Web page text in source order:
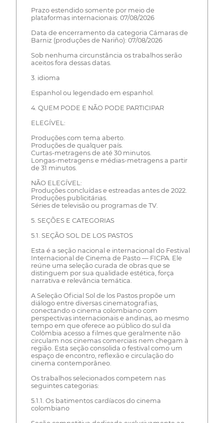
Prazo estendido somente por meio de
plataformas internacionais: 07/08/2026
Data de encerramento da categoria Cámaras de
Barniz (produções de Nariño): 07/08/2026
Sob nenhuma circunstância os trabalhos serão
aceitos fora dessas datas.
3. idioma
Espanhol ou legendado em espanhol.
4. QUEM PODE E NÃO PODE PARTICIPAR
ELEGÍVEL:
Produções com tema aberto.
Produções de qualquer país.
Curtas-metragens de até 30 minutos.
Longas-metragens e médias-metragens a partir
de 31 minutos.
NÃO ELEGÍVEL:
Produções concluídas e estreadas antes de 2022.
Produções publicitárias.
Séries de televisão ou programas de TV.
5. SEÇÕES E CATEGORIAS
5.1. SEÇÃO SOL DE LOS PASTOS
Esta é a seção nacional e internacional do Festival
Internacional de Cinema de Pasto — FICPA. Ele
reúne uma seleção curada de obras que se
distinguem por sua qualidade estética, força
narrativa e relevância temática.
A Seleção Oficial Sol de los Pastos propõe um
diálogo entre diversas cinematografias,
conectando o cinema colombiano com
perspectivas internacionais e andinas, ao mesmo
tempo em que oferece ao público do sul da
Colômbia acesso a filmes que geralmente não
circulam nos cinemas comerciais nem chegam à
região. Esta seção consolida o festival como um
espaço de encontro, reflexão e circulação do
cinema contemporâneo.
Os trabalhos selecionados competem nas
seguintes categorias:
5.1.1. Os batimentos cardíacos do cinema
colombiano